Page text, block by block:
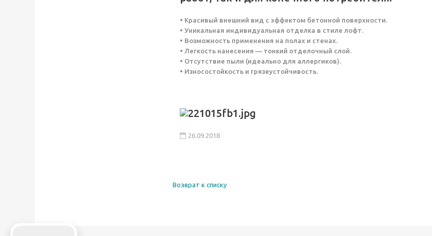
• Красивый внешний вид с эффектом бетонной поверхности.
• Уникальная индивидуальная отделка в стиле лофт.
• Возможность применения на полах и стенах.
• Легкость нанесения — тонкий отделочный слой.
• Отсутствие пыли (идеально для аллергиков).
• Износостойкость и грязеустойчивость.
26.09.2018
Возврат к списку